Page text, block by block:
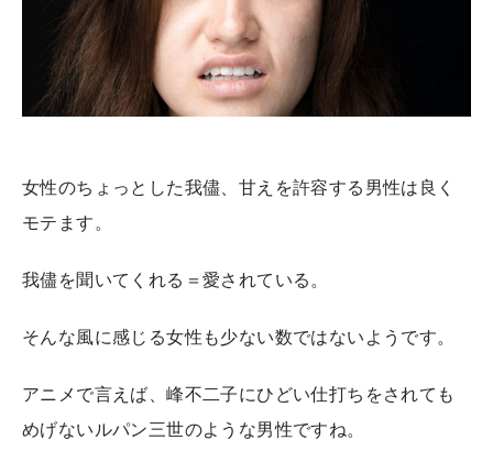
女性のちょっとした我儘、甘えを許容する男性は良く
モテます。
我儘を聞いてくれる＝愛されている。
そんな風に感じる女性も少ない数ではないようです。
アニメで言えば、峰不二子にひどい仕打ちをされても
めげないルパン三世のような男性ですね。